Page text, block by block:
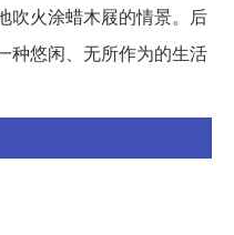
吹火涂蜡木屐的情景。后
种悠闲、无所作为的生活